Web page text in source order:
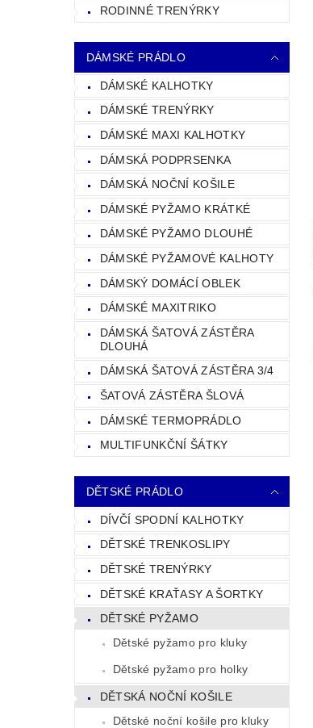
RODINNÉ TRENÝRKY
DÁMSKÉ PRÁDLO
DÁMSKÉ KALHOTKY
DÁMSKÉ TRENÝRKY
DÁMSKÉ MAXI KALHOTKY
DÁMSKÁ PODPRSENKA
DÁMSKÁ NOČNÍ KOŠILE
DÁMSKÉ PYŽAMO KRÁTKÉ
DÁMSKÉ PYŽAMO DLOUHÉ
DÁMSKÉ PYŽAMOVÉ KALHOTY
DÁMSKÝ DOMÁCÍ OBLEK
DÁMSKÉ MAXITRIKO
DÁMSKÁ ŠATOVÁ ZÁSTĚRA
DLOUHÁ
DÁMSKÁ ŠATOVÁ ZÁSTĚRA 3/4
ŠATOVÁ ZÁSTĚRA ŠLOVÁ
DÁMSKÉ TERMOPRÁDLO
MULTIFUNKČNÍ ŠÁTKY
DĚTSKÉ PRÁDLO
DÍVČÍ SPODNÍ KALHOTKY
DĚTSKÉ TRENKOSLIPY
DĚTSKÉ TRENÝRKY
DĚTSKÉ KRAŤASY A ŠORTKY
DĚTSKÉ PYŽAMO
Dětské pyžamo pro kluky
Dětské pyžamo pro holky
DĚTSKÁ NOČNÍ KOŠILE
Dětské noční košile pro kluky